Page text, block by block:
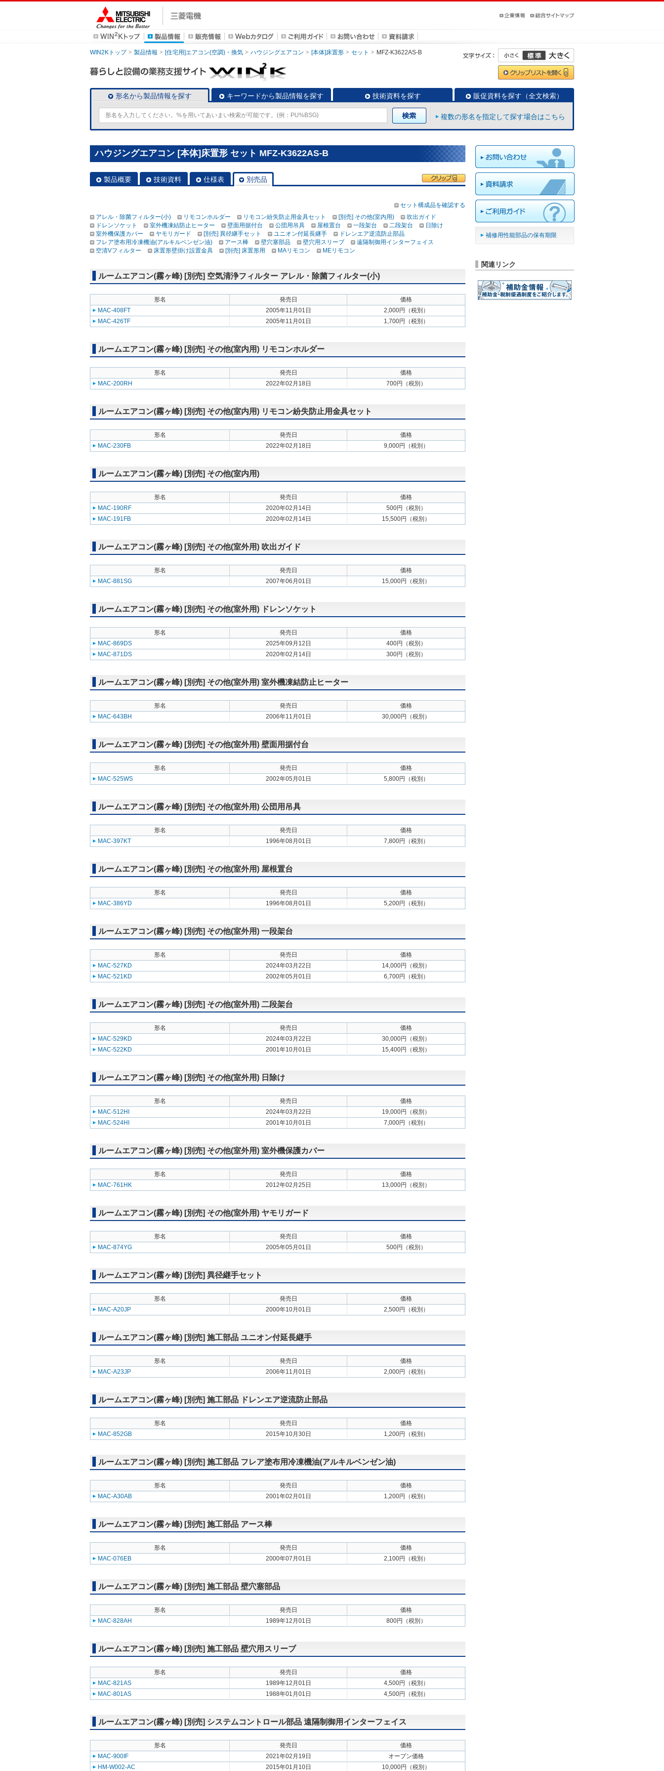
WIN2Kトップ 製品情報 [住宅用]エアコン(空調)・換気 ハウジングエアコン [本体]床置形 セット MFZ-K3622AS-B
形名から製品情報を探す キーワードから製品情報を探す 技術資料を探す 販促資料を探す（全文検索）
複数の形名を指定して探す場合はこちら
ハウジングエアコン [本体]床置形 セット MFZ-K3622AS-B
製品概要 技術資料 仕様表 別売品
セット構成品を確認する
アレル・除菌フィルター(小)
リモコンホルダー リモコン紛失防止用金具セット [別売] その他(室内用)
吹出ガイド
ドレンソケット
室外機凍結防止ヒーター 壁面用据付台 公団用吊具 屋根置台 一段架台 二段架台
日除け
室外機保護カバー
ヤモリガード [別売] 異径継手セット ユニオン付延長継手
ドレンエア逆流防止部品
フレア塗布用冷凍機油(アルキルベンゼン油)
アース棒 壁穴塞部品 壁穴用スリーブ
遠隔制御用インターフェイス
空清Vフィルター
床置形壁掛け設置金具 [別売] 床置形用 MAリモコン MEリモコン
ルームエアコン(霧ヶ峰) [別売] 空気清浄フィルター アレル・除菌フィルター(小)
形名 発売日
価格
MAC-408FT
2005年11月01日
2,000円（税別）
MAC-426TF
2005年11月01日 1,700円（税別）
ルームエアコン(霧ヶ峰) [別売] その他(室内用) リモコンホルダー
形名 発売日
価格
MAC-200RH
2022年02月18日 700円（税別）
ルームエアコン(霧ヶ峰) [別売] その他(室内用) リモコン紛失防止用金具セット
形名 発売日
価格
MAC-230FB
2022年02月18日 9,000円（税別）
ルームエアコン(霧ヶ峰) [別売] その他(室内用)
形名 発売日
価格
MAC-190RF
2020年02月14日
500円（税別）
MAC-191FB
2020年02月14日 15,500円（税別）
ルームエアコン(霧ヶ峰) [別売] その他(室外用) 吹出ガイド
形名 発売日
価格
MAC-881SG
2007年06月01日 15,000円（税別）
ルームエアコン(霧ヶ峰) [別売] その他(室外用) ドレンソケット
形名 発売日
価格
MAC-869DS
2025年09月12日
400円（税別）
MAC-871DS
2020年02月14日 300円（税別）
ルームエアコン(霧ヶ峰) [別売] その他(室外用) 室外機凍結防止ヒーター
形名 発売日
価格
MAC-643BH
2006年11月01日 30,000円（税別）
ルームエアコン(霧ヶ峰) [別売] その他(室外用) 壁面用据付台
形名 発売日
価格
MAC-525WS
2002年05月01日 5,800円（税別）
ルームエアコン(霧ヶ峰) [別売] その他(室外用) 公団用吊具
形名 発売日
価格
MAC-397KT
1996年08月01日 7,800円（税別）
ルームエアコン(霧ヶ峰) [別売] その他(室外用) 屋根置台
形名 発売日
価格
MAC-386YD
1996年08月01日 5,200円（税別）
ルームエアコン(霧ヶ峰) [別売] その他(室外用) 一段架台
形名 発売日
価格
MAC-527KD
2024年03月22日
14,000円（税別）
MAC-521KD
2002年05月01日 6,700円（税別）
ルームエアコン(霧ヶ峰) [別売] その他(室外用) 二段架台
形名 発売日
価格
MAC-529KD
2024年03月22日
30,000円（税別）
MAC-522KD
2001年10月01日 15,400円（税別）
ルームエアコン(霧ヶ峰) [別売] その他(室外用) 日除け
形名 発売日
価格
MAC-512HI
2024年03月22日
19,000円（税別）
MAC-524HI
2001年10月01日 7,000円（税別）
ルームエアコン(霧ヶ峰) [別売] その他(室外用) 室外機保護カバー
形名 発売日
価格
MAC-761HK
2012年02月25日 13,000円（税別）
ルームエアコン(霧ヶ峰) [別売] その他(室外用) ヤモリガード
形名 発売日
価格
MAC-874YG
2005年05月01日 500円（税別）
ルームエアコン(霧ヶ峰) [別売] 異径継手セット
形名 発売日
価格
MAC-A20JP
2000年10月01日 2,500円（税別）
ルームエアコン(霧ヶ峰) [別売] 施工部品 ユニオン付延長継手
形名 発売日
価格
MAC-A23JP
2006年11月01日 2,000円（税別）
ルームエアコン(霧ヶ峰) [別売] 施工部品 ドレンエア逆流防止部品
形名 発売日
価格
MAC-852GB
2015年10月30日 1,200円（税別）
ルームエアコン(霧ヶ峰) [別売] 施工部品 フレア塗布用冷凍機油(アルキルベンゼン油)
形名 発売日
価格
MAC-A30AB
2001年02月01日 1,200円（税別）
ルームエアコン(霧ヶ峰) [別売] 施工部品 アース棒
形名 発売日
価格
MAC-076EB
2000年07月01日 2,100円（税別）
ルームエアコン(霧ヶ峰) [別売] 施工部品 壁穴塞部品
形名 発売日
価格
MAC-828AH
1989年12月01日 800円（税別）
ルームエアコン(霧ヶ峰) [別売] 施工部品 壁穴用スリーブ
形名 発売日
価格
MAC-821AS
1989年12月01日
4,500円（税別）
MAC-801AS
1988年01月01日 4,500円（税別）
ルームエアコン(霧ヶ峰) [別売] システムコントロール部品 遠隔制御用インターフェイス
形名 発売日
価格
MAC-900IF
2021年02月19日
オープン価格
HM-W002-AC
2015年01月10日 10,000円（税別）
補修用性能部品の保有期限
関連リンク